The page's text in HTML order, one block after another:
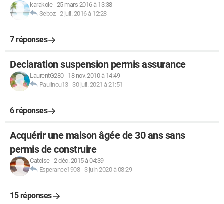
karakole-25 mars 2016 à 13:38
Seboz-2 juil. 2016 à 12:28
7 réponses
Declaration suspension permis assurance
LaurentG280- 18 nov. 2010 à 14:49
Paulinou13- 30 juil. 2021 à 21:51
6 réponses
Acquérir une maison âgée de 30 ans sans
permis de construire
Catcise-2 déc. 2015 à 04:39
Esperance1908- 3 juin 2020 à 08:29
15 réponses